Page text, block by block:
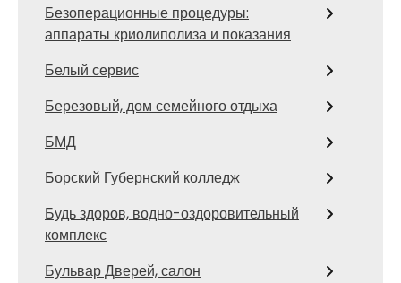
Безоперационные процедуры:
аппараты криолиполиза и показания
Белый сервис
Березовый, дом семейного отдыха
БМД
Борский Губернский колледж
Будь здоров, водно-оздоровительный
комплекс
Бульвар Дверей, салон